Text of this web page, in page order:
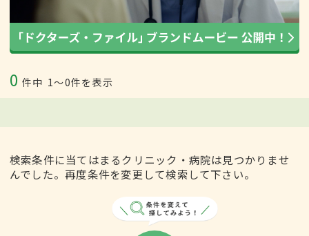
0 件中 1〜0件を表示
検索条件に当てはまるクリニック・病院は見つかりませ
んでした。再度条件を変更して検索して下さい。